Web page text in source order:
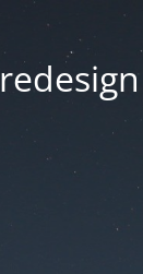
redesign